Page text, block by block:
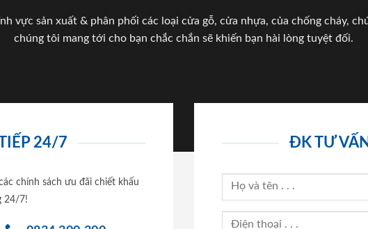
vực sản xuất & phân phối các loại cửa gỗ, cửa nhựa, của chống cháy,
chúng tôi mang tới cho bạn chắc chắn sẽ khiến bạn hài lòng tuyệt đối.
24/7
chính sách ưu đãi chiết khấu
24/7!
ĐK TƯ